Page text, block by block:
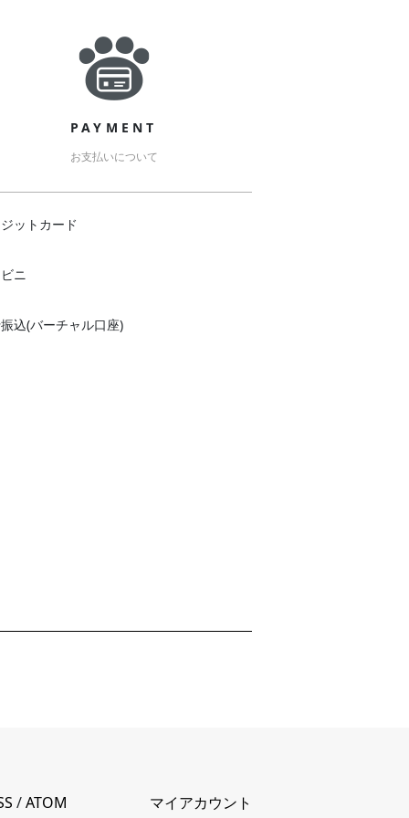
PAYMENT
お支払いについて
ットカード
ニ
込(バーチャル口座)
/ATOM マイアカウント